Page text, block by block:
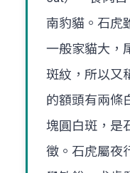
南豹貓。石虎
一般家貓大，
斑紋，所以又
的額頭有兩條
塊圓白斑，是
徵。石虎屬夜